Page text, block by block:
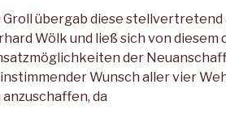
übergab diese stellvertretend
Wölk und ließ sich von diesem
der
Wunsch aller vier
da